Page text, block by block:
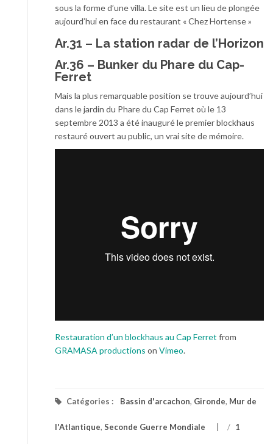
sous la forme d’une villa. Le site est un lieu de plongée
aujourd’hui en face du restaurant « Chez Hortense »
Ar.31 – La station radar de l’Horizon
Ar.36 – Bunker du Phare du Cap-
Ferret
Mais la plus remarquable position se trouve aujourd’hui
dans le jardin du Phare du Cap Ferret où le 13
septembre 2013 a été inauguré le premier blockhaus
restauré ouvert au public, un vrai site de mémoire.
Restauration d’un blockhaus au Cap Ferret from
GRAMASA productions on Vimeo.
Catégories : Bassin d'arcachon, Gironde, Mur de
l'Atlantique, Seconde Guerre Mondiale / 1